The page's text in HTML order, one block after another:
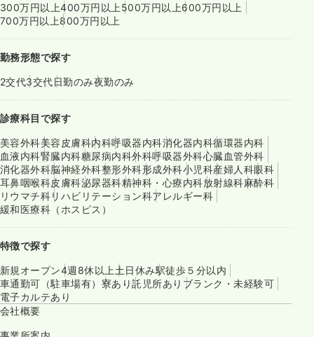
300万円以上400万円以上 500万円以上600万円以上
700万円以上800万円以上
勤務形態で探す
2交代3交代日勤のみ夜勤のみ
診療科目で探す
美容外科美容皮膚科内科呼吸器内科消化器内科循環器内科
血液内科腎臓内科糖尿病内科外科呼吸器外科心臓血管外科
消化器外科脳神経外科整形外科形成外科小児科産婦人科眼科
耳鼻咽喉科皮膚科泌尿器科精神科・心療内科放射線科麻酔科
リウマチ科リハビリテーション科アレルギー科
緩和医療科（ホスピス）
特徴で探す
新規オープン4週8休以上 土日休み駅徒歩５分以内
車通勤可（駐車場有） 寮あり託児所あり ブランク・未経験可
電子カルテあり
会社概要